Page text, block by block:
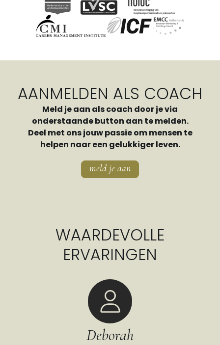
AANMELDEN ALS COACH
Meld je aan als coach door je via
onderstaande button aan te melden.
Deel met ons jouw passie om mensen te
helpen naar een gelukkiger leven.
meld je aan
WAARDEVOLLE
ERVARINGEN
Deborah